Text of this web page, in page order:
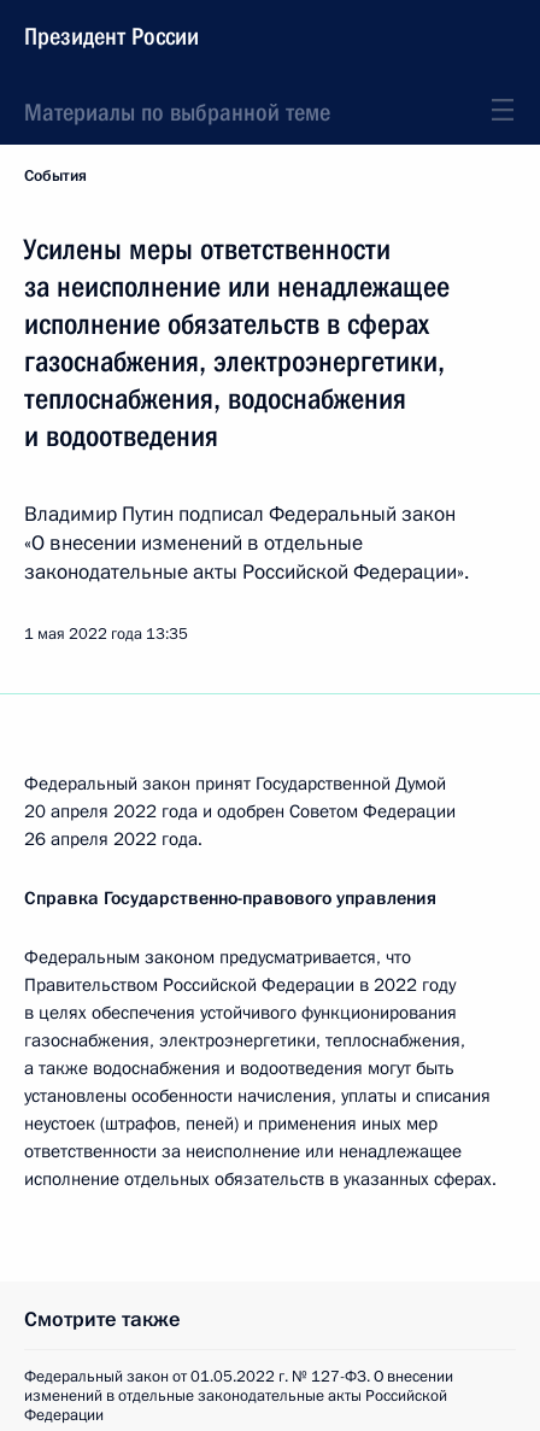
Президент России
Материалы по выбранной теме
События
Усилены меры ответственности
за неисполнение или ненадлежащее
исполнение обязательств в сферах
газоснабжения, электроэнергетики,
теплоснабжения, водоснабжения
и водоотведения
Владимир Путин подписал Федеральный закон
«О внесении изменений в отдельные
законодательные акты Российской Федерации».
1 мая 2022 года 13:35
Федеральный закон принят Государственной Думой
20 апреля 2022 года и одобрен Советом Федерации
26 апреля 2022 года.
Справка Государственно-правового управления
Федеральным законом предусматривается, что
Правительством Российской Федерации в 2022 году
в целях обеспечения устойчивого функционирования
газоснабжения, электроэнергетики, теплоснабжения,
а также водоснабжения и водоотведения могут быть
установлены особенности начисления, уплаты и списания
неустоек (штрафов, пеней) и применения иных мер
ответственности за неисполнение или ненадлежащее
исполнение отдельных обязательств в указанных сферах.
Смотрите также
Федеральный закон от 01.05.2022 г. № 127-ФЗ. О внесении
изменений в отдельные законодательные акты Российской
Федерации